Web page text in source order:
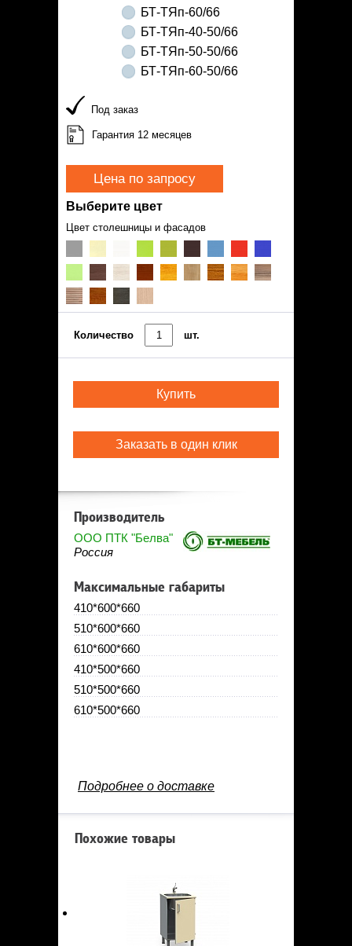
БТ-ТЯп-60/66
БТ-ТЯп-40-50/66
БТ-ТЯп-50-50/66
БТ-ТЯп-60-50/66
Под заказ
Гарантия 12 месяцев
Цена по запросу
Выберите цвет
Цвет столешницы и фасадов
Количество шт.
Купить
Заказать в один клик
Производитель
ООО ПТК "Белва"
Россия
Максимальные габариты
410*600*660
510*600*660
610*600*660
410*500*660
510*500*660
610*500*660
Подробнее о доставке
Похожие товары